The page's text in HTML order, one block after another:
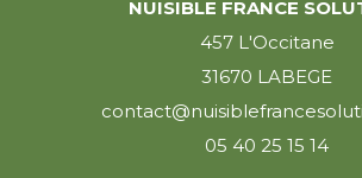
NUISIBLE FRANCE
457 L'Occitane
31670 LABEGE
05 40 25 15 14